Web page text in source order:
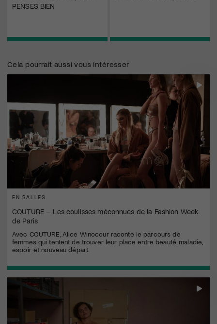
PENSES BIEN
Cela pourrait aussi vous intéresser
EN SALLES
COUTURE – Les coulisses méconnues de la Fashion Week
de Paris
Avec COUTURE, Alice Winocour raconte le parcours de
femmes qui tentent de trouver leur place entre beauté, maladie,
espoir et nouveau départ.